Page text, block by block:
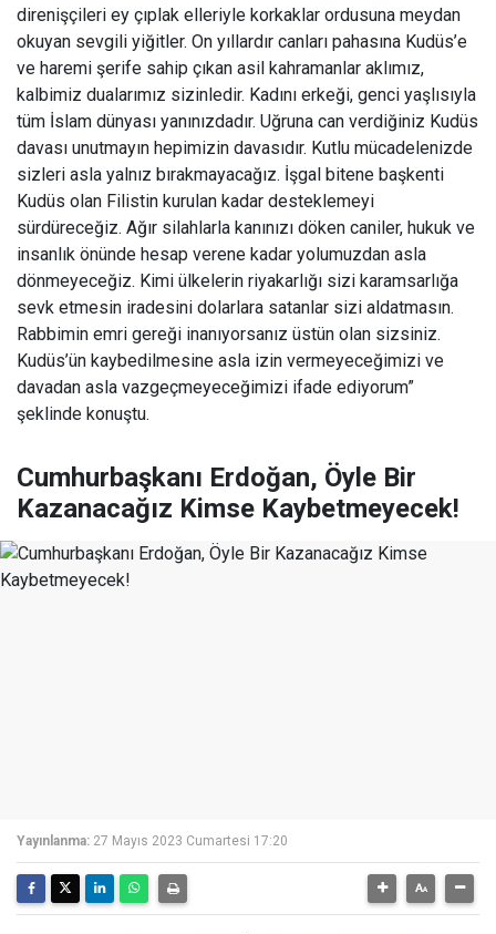
direnişçileri ey çıplak elleriyle korkaklar ordusuna meydan
okuyan sevgili yiğitler. On yıllardır canları pahasına Kudüs’e
ve haremi şerife sahip çıkan asil kahramanlar aklımız,
kalbimiz dualarımız sizinledir. Kadını erkeği, genci yaşlısıyla
tüm İslam dünyası yanınızdadır. Uğruna can verdiğiniz Kudüs
davası unutmayın hepimizin davasıdır. Kutlu mücadelenizde
sizleri asla yalnız bırakmayacağız. İşgal bitene başkenti
Kudüs olan Filistin kurulan kadar desteklemeyi
sürdüreceğiz. Ağır silahlarla kanınızı döken caniler, hukuk ve
insanlık önünde hesap verene kadar yolumuzdan asla
dönmeyeceğiz. Kimi ülkelerin riyakarlığı sizi karamsarlığa
sevk etmesin iradesini dolarlara satanlar sizi aldatmasın.
Rabbimin emri gereği inanıyorsanız üstün olan sizsiniz.
Kudüs’ün kaybedilmesine asla izin vermeyeceğimizi ve
davadan asla vazgeçmeyeceğimizi ifade ediyorum”
şeklinde konuştu.
Cumhurbaşkanı Erdoğan, Öyle Bir
Kazanacağız Kimse Kaybetmeyecek!
Yayınlanma: 27 Mayıs 2023 Cumartesi 17:20